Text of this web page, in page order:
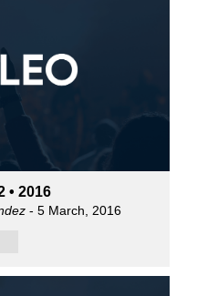
• 2016
- 5 March, 2016